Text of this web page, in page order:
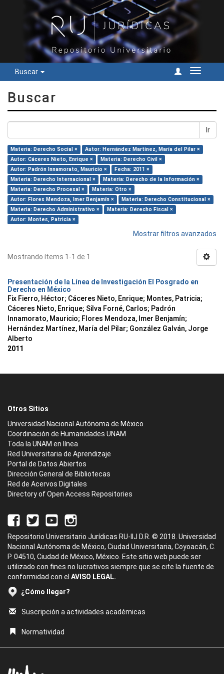
Buscar
Cambiar
Buscar
Ir
Materia: Derecho Social ×
Autor: Hernández Martínez, María del Pilar ×
Autor: Cáceres Nieto, Enrique ×
Materia: Derecho Civil ×
Autor: Padrón Innamorato, Mauricio ×
Fecha: 2011 ×
Materia: Derecho Internacional ×
Materia: Derecho de la Información ×
Materia: Derecho Procesal ×
Materia: Otro ×
Autor: Flores Mendoza, Imer Benjamín ×
Materia: Derecho Constitucional ×
Materia: Derecho Administrativo ×
Materia: Derecho Fiscal ×
Autor: Montes, Patricia ×
Mostrar filtros avanzados
Mostrando ítems 1-1 de 1
Presentación de la Línea de Investigación El Posgrado en
Derecho en México
Fix Fierro, Héctor; Cáceres Nieto, Enrique; Montes, Patricia;
Cáceres Nieto, Enrique; Silva Forné, Carlos; Padrón
Innamorato, Mauricio; Flores Mendoza, Imer Benjamín;
Hernández Martínez, María del Pilar; González Galván, Jorge
Alberto
2011
Otros Sitios
Universidad Nacional Autónoma de México
Coordinación de Humanidades UNAM
Toda la UNAM en línea
Red Universitaria de Aprendizaje
Portal de Datos Abiertos
Dirección General de Bibliotecas
Red de Acervos Digitales
Directory of Open Access Repositories
Repositorio Universitario Jurídicas RU-IIJ D.R. © 2018. Universidad
Nacional Autónoma de México, Ciudad Universitaria, Coyoacán, C.
P. 04510, Ciudad de México, México. Este sitio web puede ser
utilizado con fines no lucrativos siempre que se cite la fuente de
conformidad con el AVISO LEGAL.
¿Cómo llegar?
Suscripción a actividades académicas
Normatividad